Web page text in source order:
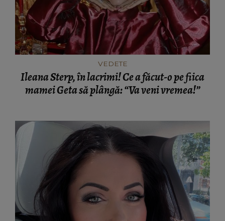
VEDETE
Ileana Sterp, în lacrimi! Ce a făcut-o pe fiica
mamei Geta să plângă: “Va veni vremea!”